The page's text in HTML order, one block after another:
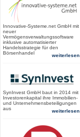
Innovative-Systeme.net GmbH mit
neuer
Vermögensverwaltungssoftware
inklusive automatisierter
Handelsstrategie für den
Börsenhandel
weiterlesen
SynInvest GmbH baut in 2014 mit
Investorenkapital ihre Immobilien-
und Unternehmensbeteiligungen
aus
weiterlesen